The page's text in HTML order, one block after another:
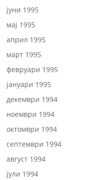
јуни 1995
мај 1995
април 1995
март 1995
февруари 1995
јануари 1995
декември 1994
ноември 1994
октомври 1994
септември 1994
август 1994
јули 1994